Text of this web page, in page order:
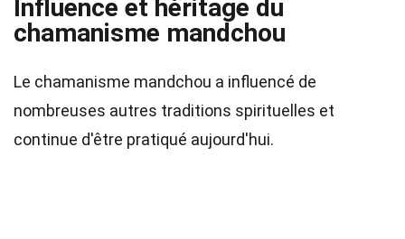
Influence et héritage du
chamanisme mandchou
Le chamanisme mandchou a influencé de
nombreuses autres traditions spirituelles et
continue d'être pratiqué aujourd'hui.